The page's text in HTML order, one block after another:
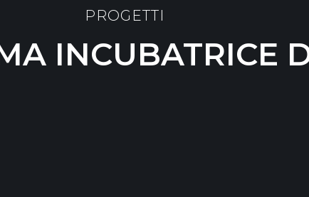
PROGETTI
INCUBATRICE